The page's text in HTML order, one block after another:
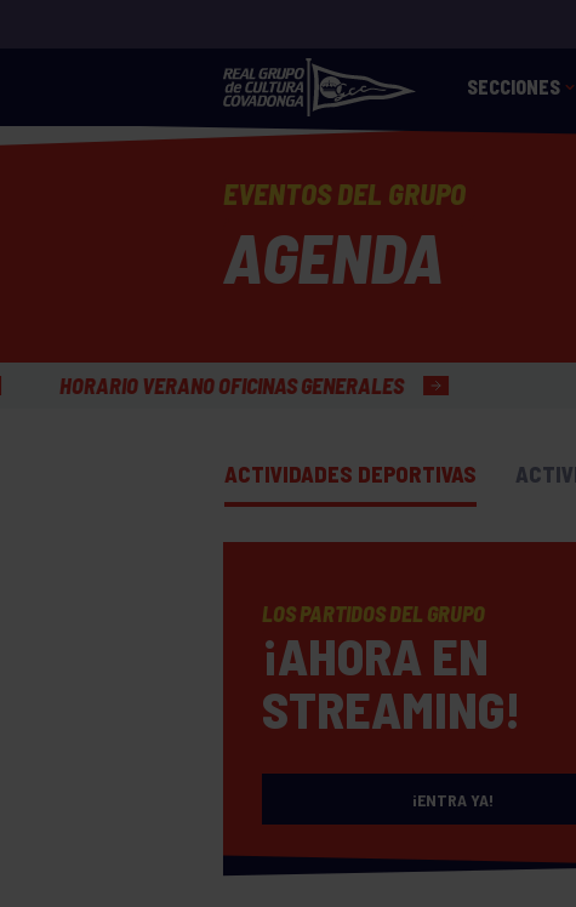
SECCIONES
EVENTOS DEL GRUPO
AGENDA
GENERALES
ACTIVIDADES DEPORTIVAS
LOS PARTIDOS DEL GRUPO
¡AHORA EN
STREAMING!
¡ENTRA YA!